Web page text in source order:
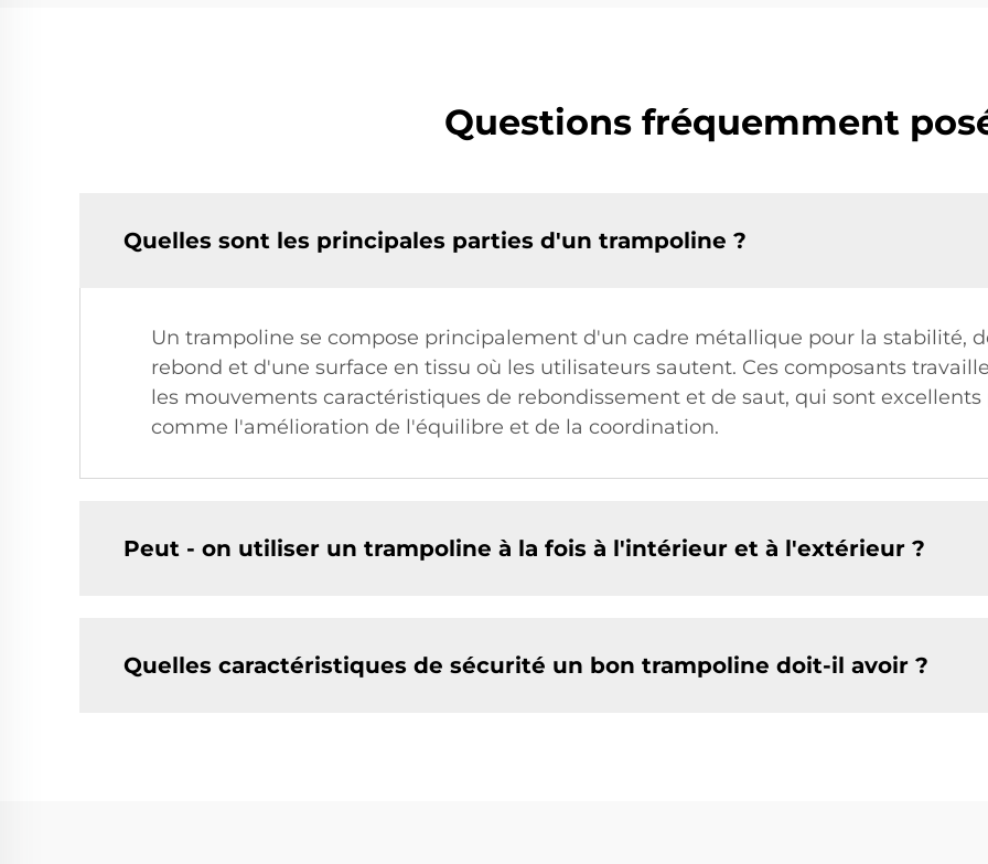
Questions fréquemment
Quelles sont les principales parties d'un trampoline ?
Un trampoline se compose principalement d'un cadre métallique pour la stabilité,
rebond et d'une surface en tissu où les utilisateurs sautent. Ces composants
les mouvements caractéristiques de rebondissement et de saut, qui sont
comme l'amélioration de l'équilibre et de la coordination.
Peut - on utiliser un trampoline à la fois à l'intérieur et à l'extérieur ?
Quelles caractéristiques de sécurité un bon trampoline doit-il avoir ?